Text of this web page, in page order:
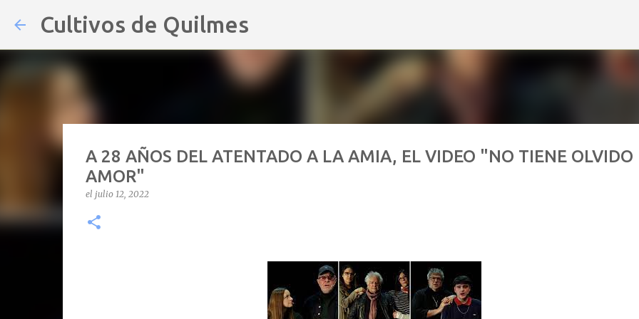
Cultivos de Quilmes
A 28 AÑOS DEL ATENTADO A LA AMIA, EL VIDEO "NO TIENE OLVIDO
AMOR"
el julio 12, 2022